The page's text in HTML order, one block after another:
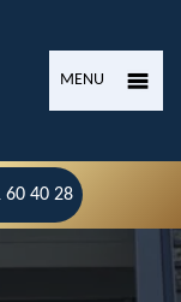
MENU
60 40 28